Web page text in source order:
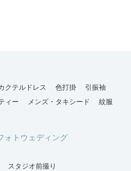
クテルドレス 色打掛
引振袖
ィー メンズ・タキシード
紋服
ォトウェディング
スタジオ前撮り